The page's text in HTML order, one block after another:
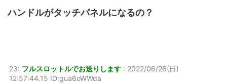
ハンドルがタッチパネルになるの？
23: フルスロットルでお送りします : 2022/06/26(日)
12:57:44.15 ID:gua6oWWda